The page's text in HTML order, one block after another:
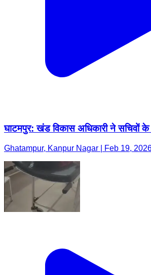
घाटमपुर: खंड विकास अधिकारी ने सचिवों
Ghatampur, Kanpur Nagar | Feb 19,